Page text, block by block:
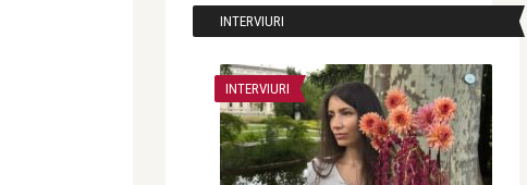
INTERVIURI
INTERVIURI